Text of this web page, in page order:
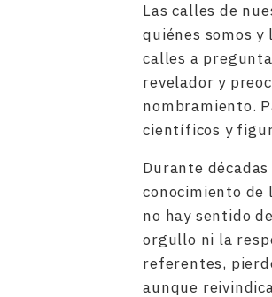
Las calles de
quiénes somos
calles a
revelador y
nombramiento.
científicos y
Durante
conocimiento de
no hay sentido
orgullo ni la
referentes,
aunque